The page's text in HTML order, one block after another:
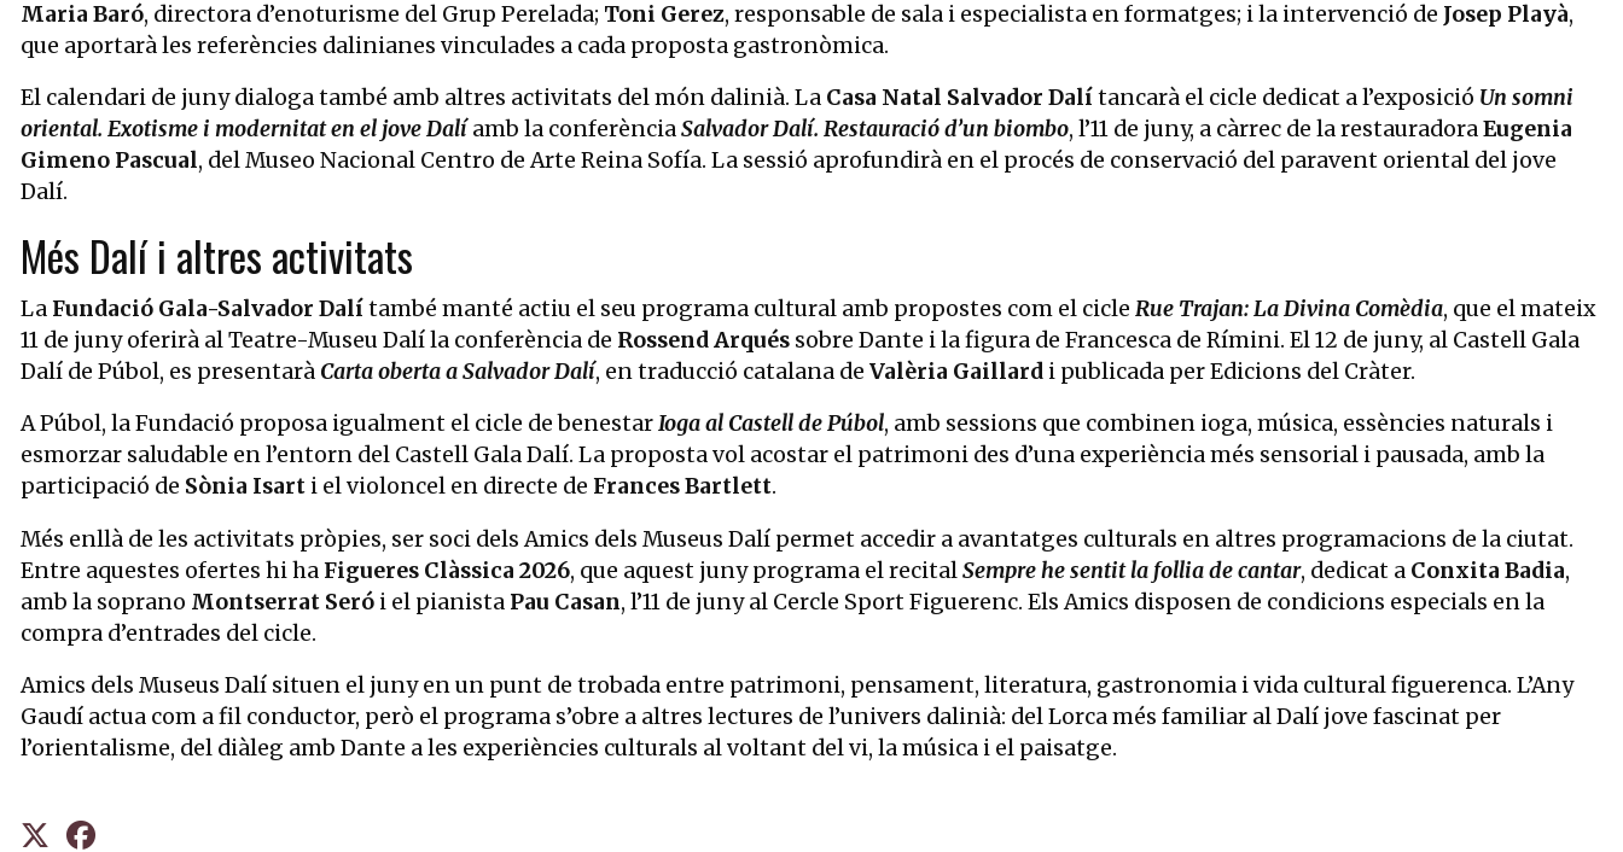
Maria Baró, directora d’enoturisme del Grup Perelada; Toni Gerez, responsable de sala i especialista en formatges; i la intervenció de Josep Playà,
que aportarà les referències dalinianes vinculades a cada proposta gastronòmica.
El calendari de juny dialoga també amb altres activitats del món dalinià. La Casa Natal Salvador Dalítancarà el cicle dedicat a l’exposició Un somni
oriental. Exotisme i modernitat en el jove Dalíamb la conferènciaSalvador Dalí. Restauració d’un biombo, l’11 de juny, a càrrec de la restauradoraEugenia
Gimeno Pascual, del Museo Nacional Centro de Arte Reina Sofía. La sessió aprofundirà en el procés de conservació del paravent oriental del jove
Dalí.
Més Dalí i altres activitats
La Fundació Gala-Salvador Dalítambé manté actiu el seu programa cultural amb propostes com el cicle Rue Trajan: La Divina Comèdia, que el mateix
11 de juny oferirà al Teatre-Museu Dalí la conferència de Rossend Arqués sobre Dante i la figura de Francesca de Rímini. El 12 de juny, al Castell Gala
Dalí de Púbol, es presentarà Carta oberta a Salvador Dalí, en traducció catalana de Valèria Gaillard i publicada per Edicions del Cràter.
A Púbol, la Fundació proposa igualment el cicle de benestarIoga al Castell de Púbol, amb sessions que combinen ioga, música, essències naturals i
esmorzar saludable en l’entorn del Castell Gala Dalí. La proposta vol acostar el patrimoni des d’una experiència més sensorial i pausada, amb la
participació de Sònia Isart i el violoncel en directe de Frances Bartlett.
Més enllà de les activitats pròpies, ser soci dels Amics dels Museus Dalí permet accedir a avantatges culturals en altres programacions de la ciutat.
Entre aquestes ofertes hi ha Figueres Clàssica 2026, que aquest juny programa el recitalSempre he sentit la follia de cantar, dedicat a Conxita Badia,
amb la soprano Montserrat Seró i el pianista Pau Casan, l’11 de juny al Cercle Sport Figuerenc. Els Amics disposen de condicions especials en la
compra d’entrades del cicle.
Amics dels Museus Dalí situen el juny en un punt de trobada entre patrimoni, pensament, literatura, gastronomia i vida cultural figuerenca. L’Any
Gaudí actua com a fil conductor, però el programa s’obre a altres lectures de l’univers dalinià: del Lorca més familiar al Dalí jove fascinat per
l’orientalisme, del diàleg amb Dante a les experiències culturals al voltant del vi, la música i el paisatge.